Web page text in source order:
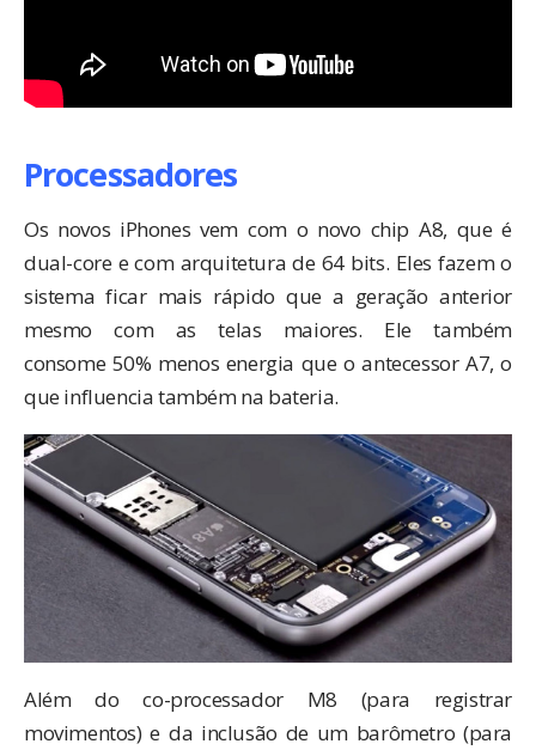
Processadores
Os novos iPhones vem com o novo chip A8, que é
dual-core e com arquitetura de 64 bits. Eles fazem o
sistema ficar mais rápido que a geração anterior
mesmo com as telas maiores. Ele também
consome 50% menos energia que o antecessor A7, o
que influencia também na bateria.
Além do co-processador M8 (para registrar
movimentos) e da inclusão de um barômetro (para